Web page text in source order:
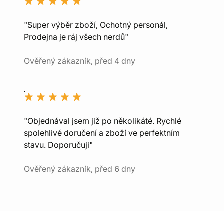
"Super výběr zboží, Ochotný personál,
Prodejna je ráj všech nerdů"
Ověřený zákazník, před 4 dny
"Objednával jsem již po několikáté. Rychlé
spolehlivé doručení a zboží ve perfektním
stavu. Doporučuji"
Ověřený zákazník, před 6 dny